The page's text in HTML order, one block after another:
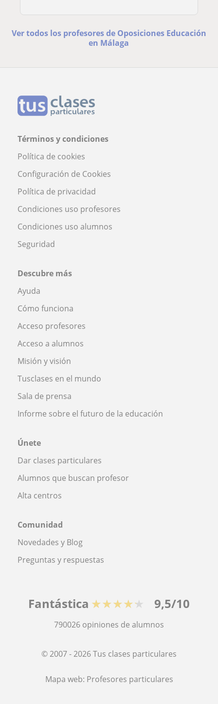
Ver todos los profesores de Oposiciones Educación
en Málaga
Términos y condiciones
Política de cookies
Configuración de Cookies
Política de privacidad
Condiciones uso profesores
Condiciones uso alumnos
Seguridad
Descubre más
Ayuda
Cómo funciona
Acceso profesores
Acceso a alumnos
Misión y visión
Tusclases en el mundo
Sala de prensa
Informe sobre el futuro de la educación
Únete
Dar clases particulares
Alumnos que buscan profesor
Alta centros
Comunidad
Novedades y Blog
Preguntas y respuestas
Fantástica ★★★★★ 9,5/10
790026 opiniones de alumnos
© 2007 - 2026 Tus clases particulares
Mapa web: Profesores particulares